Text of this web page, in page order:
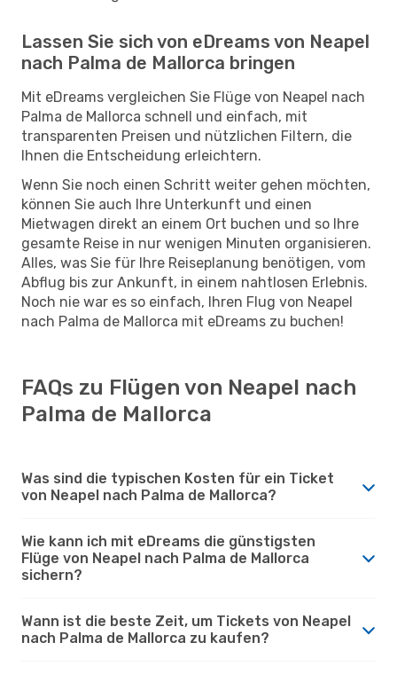
Lassen Sie sich von eDreams von Neapel
nach Palma de Mallorca bringen
Mit eDreams vergleichen Sie Flüge von Neapel nach
Palma de Mallorca schnell und einfach, mit
transparenten Preisen und nützlichen Filtern, die
Ihnen die Entscheidung erleichtern.
Wenn Sie noch einen Schritt weiter gehen möchten,
können Sie auch Ihre Unterkunft und einen
Mietwagen direkt an einem Ort buchen und so Ihre
gesamte Reise in nur wenigen Minuten organisieren.
Alles, was Sie für Ihre Reiseplanung benötigen, vom
Abflug bis zur Ankunft, in einem nahtlosen Erlebnis.
Noch nie war es so einfach, Ihren Flug von Neapel
nach Palma de Mallorca mit eDreams zu buchen!
FAQs zu Flügen von Neapel nach
Palma de Mallorca
Was sind die typischen Kosten für ein Ticket
von Neapel nach Palma de Mallorca?
Wie kann ich mit eDreams die günstigsten
Flüge von Neapel nach Palma de Mallorca
sichern?
Wann ist die beste Zeit, um Tickets von Neapel
nach Palma de Mallorca zu kaufen?